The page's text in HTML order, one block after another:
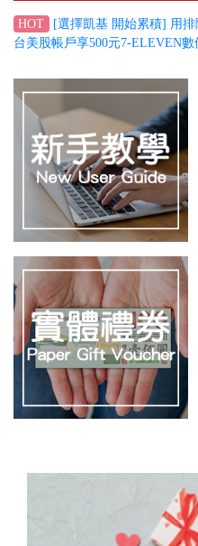
HOT
[選擇凱基 開始累積] 用
台美股帳戶享500元7-ELEVEN數